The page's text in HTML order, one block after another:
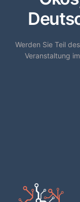
Werden Sie Teil
Veranstaltung